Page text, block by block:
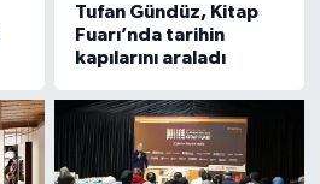
Tufan Gündüz, Kitap
Fuarı’nda tarihin
kapılarını araladı